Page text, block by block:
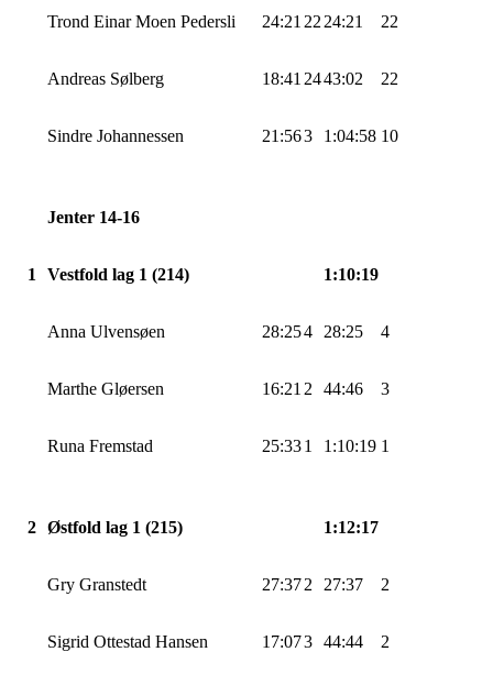
Trond Einar Moen Pedersli 24:21 22 24:21 22
Andreas Sølberg 18:41 2443:02 22
Sindre Johannessen 21:563 1:04:58 10
Jenter 14-16
1 Vestfold lag 1 (214) 1:10:19
Anna Ulvensøen 28:254 28:25 4
Marthe Gløersen 16:21 2 44:46 3
Runa Fremstad 25:331 1:10:19 1
2 Østfold lag 1 (215) 1:12:17
Gry Granstedt 27:372 27:37 2
Sigrid Ottestad Hansen 17:073 44:44 2